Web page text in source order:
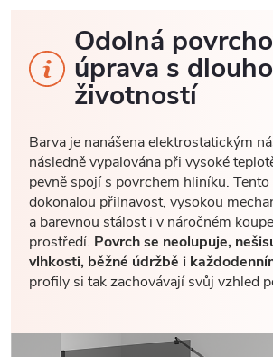
Odolná
úprava s
životností
Barva je nanášena elektrostatickým
následně vypalována při vysoké
pevně spojí s povrchem hliníku.
dokonalou přilnavost, vysokou
a barevnou stálost i v náročném
prostředí. Povrch se neolupuje,
vlhkosti, běžné údržbě i
profily si tak zachovávají svůj vzhled